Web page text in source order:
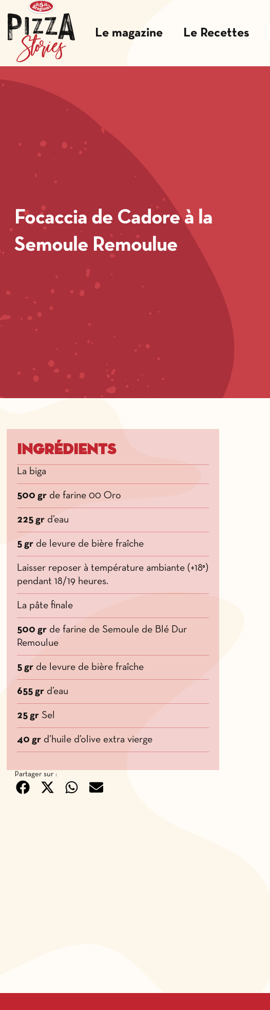
Le magazine Le Recettes
Focaccia de Cadore à la
Semoule Remoulue
Ingrédients
La biga
500 gr de farine 00 Oro
225 gr d’eau
5 gr de levure de bière fraîche
Laisser reposer à température ambiante (+18°)
pendant 18/19 heures.
La pâte finale
500 gr de farine de Semoule de Blé Dur
Remoulue
5 gr de levure de bière fraîche
655 gr d’eau
25 gr Sel
40 gr d’huile d’olive extra vierge
Partager sur :